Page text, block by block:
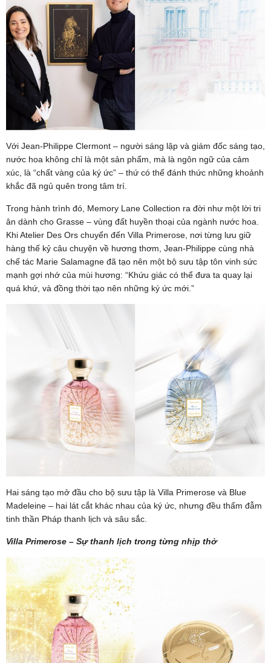
Với Jean-Philippe Clermont – người sáng lập và giám đốc sáng tạo,
nước hoa không chỉ là một sản phẩm, mà là ngôn ngữ của cảm
xúc, là “chất vàng của ký ức” – thứ có thể đánh thức những khoảnh
khắc đã ngủ quên trong tâm trí.
Trong hành trình đó, Memory Lane Collection ra đời như một lời tri
ân dành cho Grasse – vùng đất huyền thoại của ngành nước hoa.
Khi Atelier Des Ors chuyển đến Villa Primerose, nơi từng lưu giữ
hàng thế kỷ câu chuyện về hương thơm, Jean-Philippe cùng nhà
chế tác Marie Salamagne đã tạo nên một bộ sưu tập tôn vinh sức
mạnh gợi nhớ của mùi hương: “Khứu giác có thể đưa ta quay lại
quá khứ, và đồng thời tạo nên những ký ức mới.”
Hai sáng tạo mở đầu cho bộ sưu tập là Villa Primerose và Blue
Madeleine – hai lát cắt khác nhau của ký ức, nhưng đều thấm đẫm
tinh thần Pháp thanh lịch và sâu sắc.
Villa Primerose – Sự thanh lịch trong từng nhịp thở